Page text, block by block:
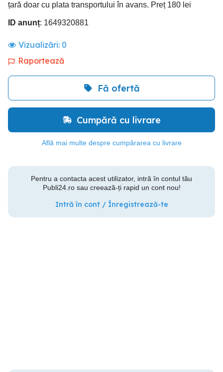
țară doar cu plata transportului în avans. Preț 180 lei
ID anunț: 1649320881
Vizualizări: 0
Raportează
Fă ofertă
Cumpără cu livrare
Află mai multe despre cumpărarea cu livrare
Pentru a contacta acest utilizator, intră în contul tău
Publi24.ro sau creează-ți rapid un cont nou!
Intră în cont / Înregistrează-te